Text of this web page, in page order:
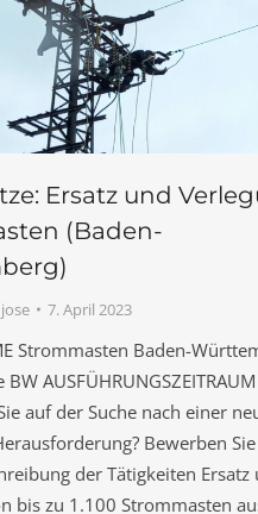
Ersatz und
(Baden-
jose 7. April 2023
Strommasten Baden-
BW
auf der Suche nach einer
Bewerben
der Tätigkeiten Ersatz
bis zu 1.100 Strommasten